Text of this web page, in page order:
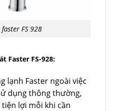
FS 928
Faster FS-928:
lạnh Faster ngoài việc
dụng thông thường,
lợi mỗi khi cần